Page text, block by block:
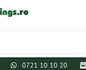
0721 10 10 20